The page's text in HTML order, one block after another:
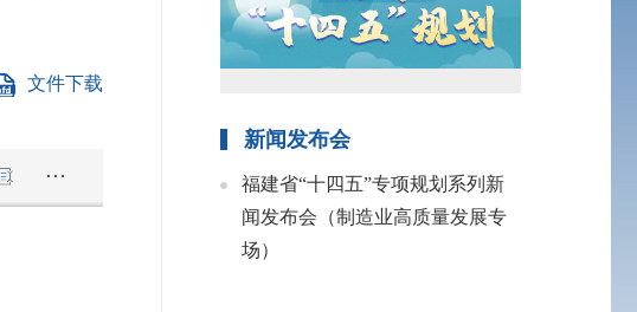
文件下载
新闻发布会
福建省“十四五”专项规划系列新
闻发布会（制造业高质量发展专
场）